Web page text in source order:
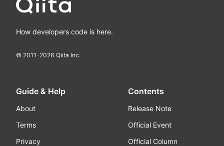
How developers code is here.
© 2011-2026 Qiita Inc.
Guide & Help
About
Terms
Privacy
Contents
Release Note
Official Event
Official Column